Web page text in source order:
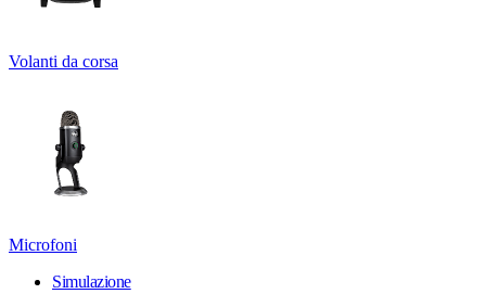
Volanti da corsa
Microfoni
Simulazione